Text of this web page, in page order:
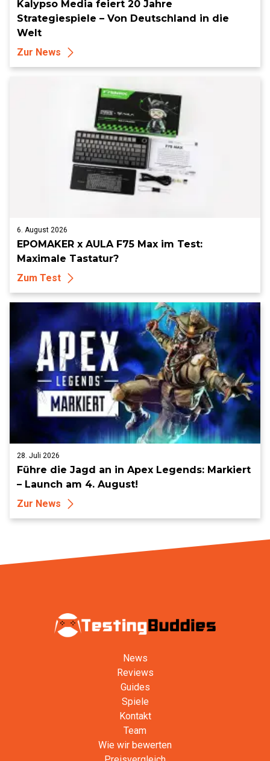
Kalypso Media feiert 20 Jahre
Strategiespiele – Von Deutschland in die
Welt
Zur News
6. August 2026
EPOMAKER x AULA F75 Max im Test:
Maximale Tastatur?
Zum Test
28. Juli 2026
Führe die Jagd an in Apex Legends: Markiert
– Launch am 4. August!
Zur News
News
Reviews
Guides
Spiele
Kontakt
Team
Wie wir bewerten